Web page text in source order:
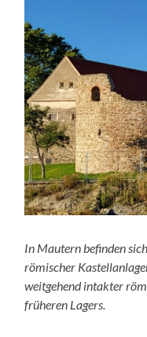
In Mautern befinden
römischer
weitgehend intakter
früheren Lagers.